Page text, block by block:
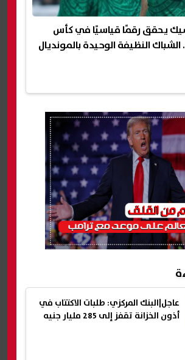
يحقق رقمًا قياسيًا في كأس
عاجل|البنك المركزي: طلبات الاكتتاب في
أذون الخزانة تقفز إلى 285 مليار جنيه